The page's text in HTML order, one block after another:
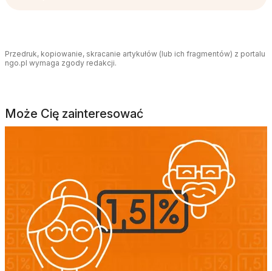
Przedruk, kopiowanie, skracanie artykułów (lub ich fragmentów) z portalu
ngo.pl wymaga zgody redakcji.
Może Cię zainteresować